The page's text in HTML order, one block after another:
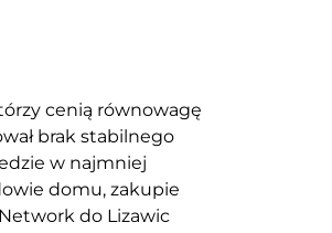
cenią równowagę
brak stabilnego
w najmniej
domu, zakupie
do Lizawic